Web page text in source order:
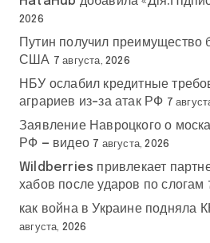
2026
Путин получил преимущество
США 7 августа, 2026
НБУ ослабил кредитные
аграриев из-за атак РФ 7
Заявление Навроцкого о
РФ — видео 7 августа, 2026
Wildberries привлекает
хабов после ударов по слогам
как война в Украине подняла
августа, 2026